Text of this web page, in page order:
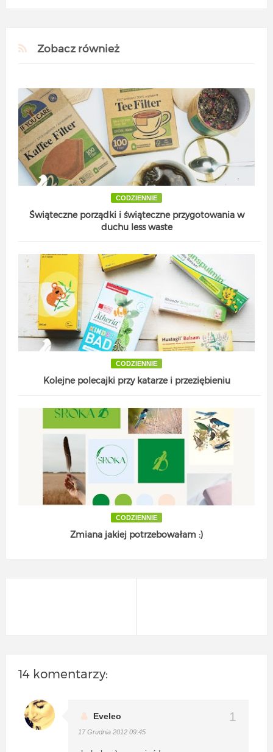
Zobacz również
CODZIENNIE
Świąteczne porządki i świąteczne przygotowania w
duchu less waste
CODZIENNIE
Kolejne polecajki przy katarze i przeziębieniu
CODZIENNIE
Zmiana jakiej potrzebowałam :)
14 komentarzy:
Eveleo
17 Grudnia 2012 09:45